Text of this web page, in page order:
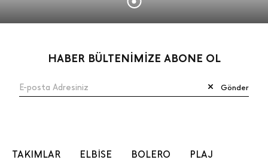
HABER BÜLTENİMİZE ABONE OL
Gönder
TAKIMLAR ELBİSE BOLERO PLAJ